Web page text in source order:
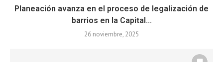
Planeación avanza en el proceso de legalización de
barrios en la Capital...
26 noviembre, 2025